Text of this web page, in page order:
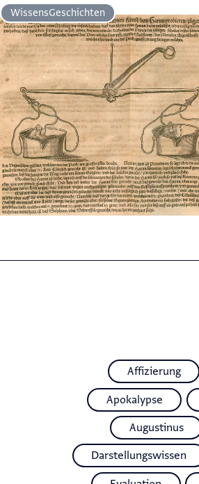
Wissens­Geschichten
Affizierung
Apokalypse
Augustinus
Darstellungswissen